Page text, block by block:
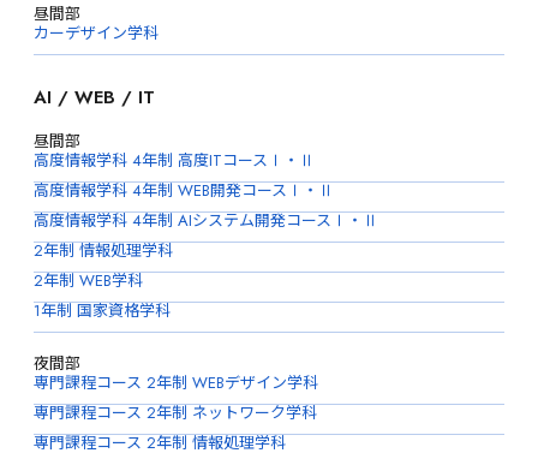
昼間部
カーデザイン学科
AI / WEB / IT
昼間部
高度情報学科 4年制 高度ITコースⅠ・Ⅱ
高度情報学科 4年制 WEB開発コースⅠ・Ⅱ
高度情報学科 4年制 AIシステム開発コースⅠ・Ⅱ
2年制 情報処理学科
2年制 WEB学科
1年制 国家資格学科
夜間部
専門課程コース 2年制 WEBデザイン学科
専門課程コース 2年制 ネットワーク学科
専門課程コース 2年制 情報処理学科